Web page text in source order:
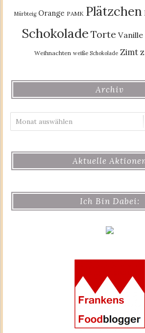
Mürbteig Orange PAMK Plätzchen
Schokolade Torte Vanille
Weihnachten weiße Schokolade Zimt
Archiv
Aktuelle
Ich Bin Dabei: